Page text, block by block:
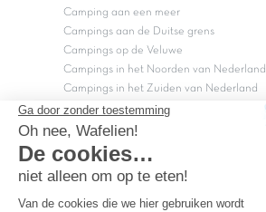
Camping aan een meer
Campings aan de Duitse grens
Campings op de Veluwe
Campings in het Noorden van Nederland
Campings in het Zuiden van Nederland
Copyright Capfun 2026 ©
Bij Capfun solliciteren
Veelgestelde vragen
Dutchbox Vakantiepark
Superdeals